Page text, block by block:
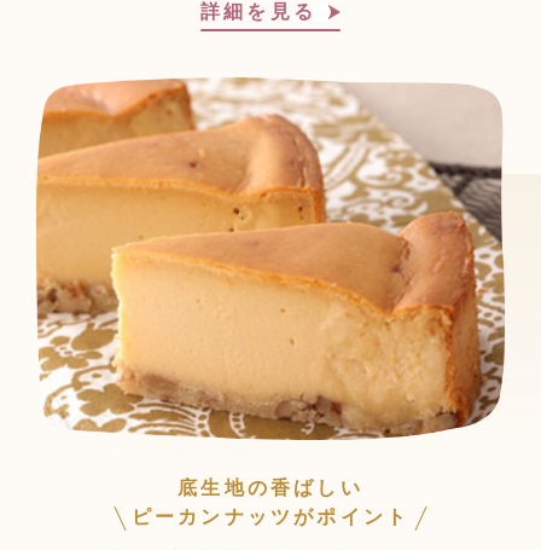
詳細を見る
底生地の香ばしい
ピーカンナッツがポイント